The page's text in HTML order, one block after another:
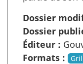
Dossier
Dossier
Éditeur :
Formats :